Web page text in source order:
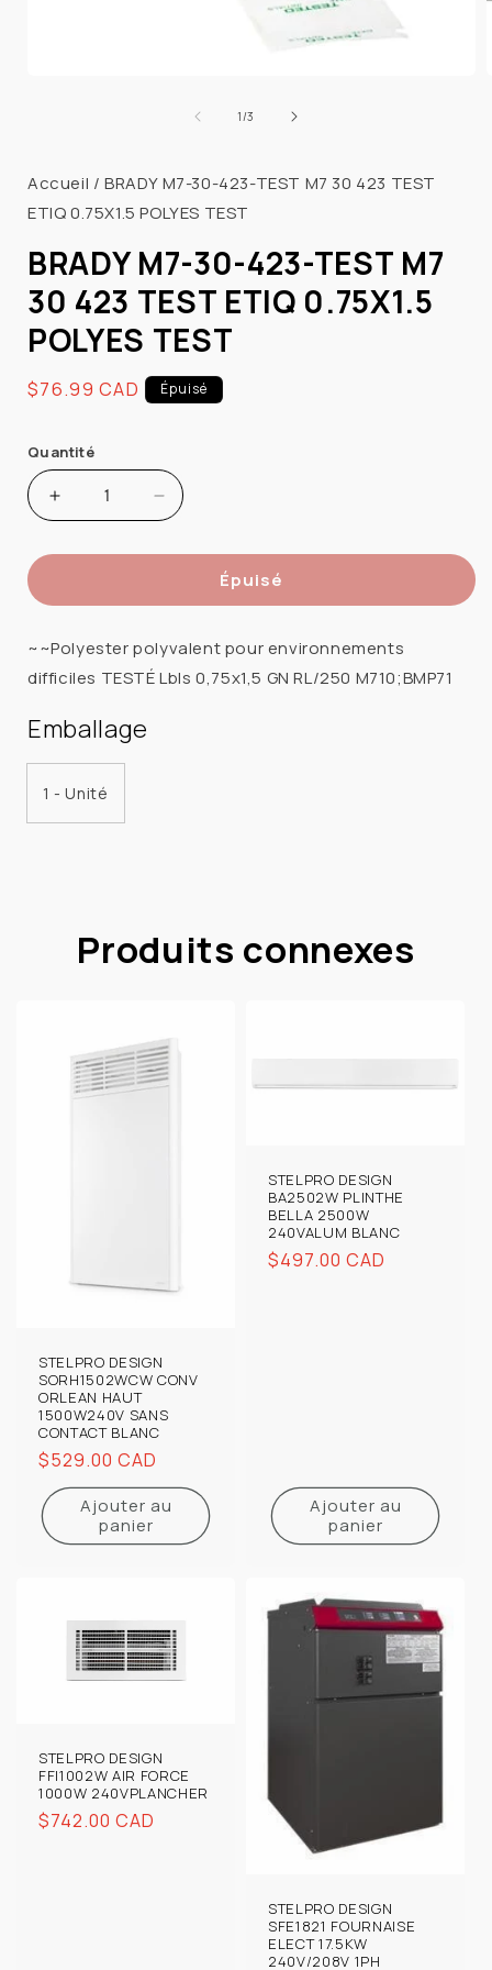
une
fenêtre
modale
1/de
3
Accueil /BRADY M7-30-423-TEST M7 30 423 TEST
ETIQ 0.75X1.5 POLYES TEST
BRADY M7-30-423-TEST M7
30 423 TEST ETIQ 0.75X1.5
POLYES TEST
Prix
$76.99 CAD Épuisé
Quantité
Augmenter
quantité
BRADY
M7-
30-
423-
TEST
M7
30
423
TEST
Réduire
quantité
BRADY
M7-
30-
423-
Épuisé
~~Polyester polyvalent pour environnements
difficiles TESTÉ Lbls 0,75x1,5 GN RL/250 M710;BMP71
Emballage
1 - Unité
Produits connexes
STELPRO DESIGN
SORH1502WCW CONV
ORLEAN HAUT
1500W240V SANS
CONTACT BLANC
Prix
habituel
$529.00 CAD
Ajouter au
panier
STELPRO DESIGN
BA2502W PLINTHE
BELLA 2500W
240VALUM BLANC
Prix
$497.00 CAD
Ajouter au
panier
STELPRO DESIGN
FFI1002W AIR FORCE
1000W 240VPLANCHER
Prix
$742.00 CAD
STELPRO DESIGN
SFE1821 FOURNAISE
ELECT 17.5KW
240V/208V 1PH